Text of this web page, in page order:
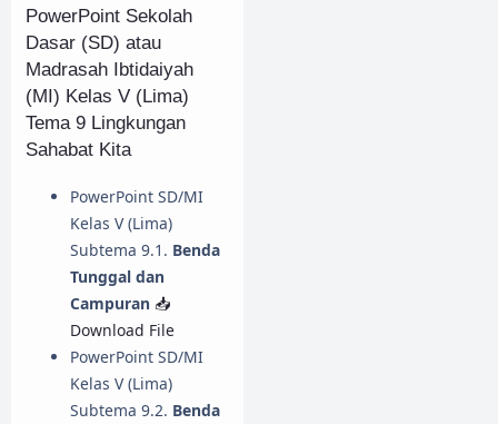
PowerPoint Sekolah
Dasar (SD) atau
Madrasah Ibtidaiyah
(MI) Kelas V (Lima)
Tema 9 Lingkungan
Sahabat Kita
PowerPoint SD/MI
Kelas V (Lima)
Subtema 9.1. Benda
Tunggal dan
Campuran 📥
Download File
PowerPoint SD/MI
Kelas V (Lima)
Subtema 9.2. Benda